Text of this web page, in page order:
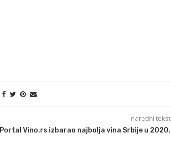
naredni tekst
Portal Vino.rs izbarao najbolja vina Srbije u 2020.